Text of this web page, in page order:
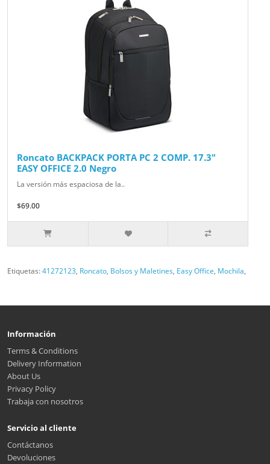
Roncato BACKPACK PORTA PC 2 COMP. 17.3"
EASY OFFICE 2.0 Negro
La versión más espaciosa de la..
$69.00
Etiquetas:41272123, Roncato, Bolsos y Maletines, Easy Office, Mochila,
Información
Terms & Conditions
Delivery Information
About Us
Privacy Policy
Trabaja con nosotros
Servicio al cliente
Contáctanos
Devoluciones